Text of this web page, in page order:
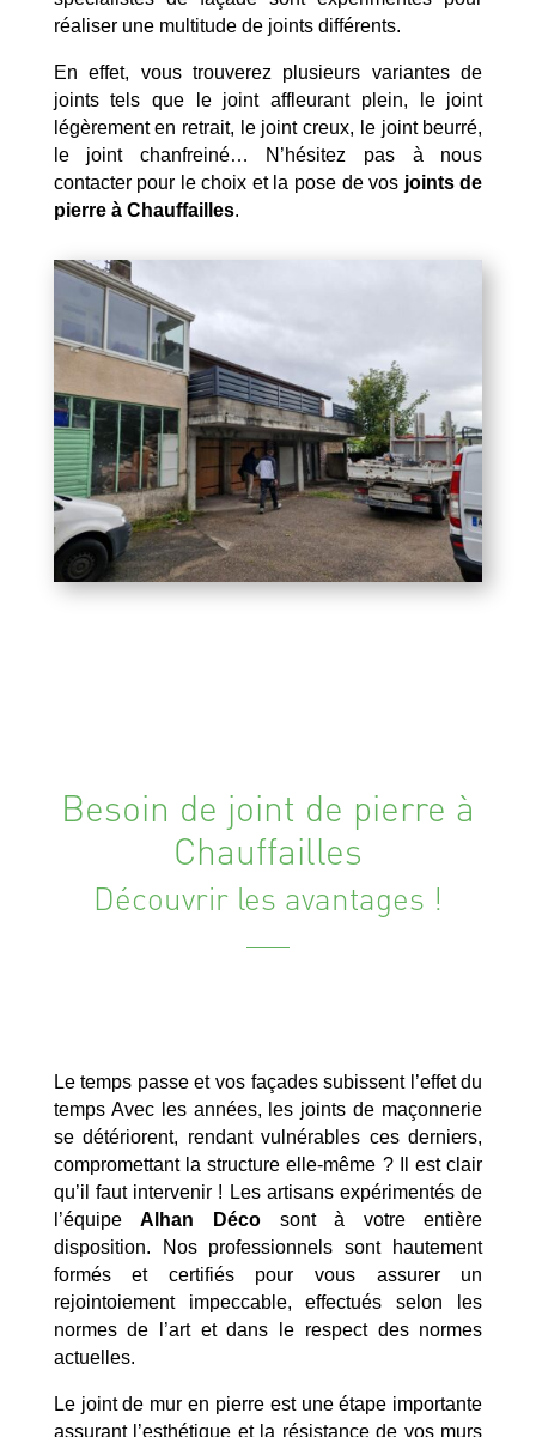
réaliser une multitude de joints différents.
En effet, vous trouverez plusieurs variantes de
joints tels que le joint affleurant plein, le joint
légèrement en retrait, le joint creux, le joint beurré,
le joint chanfreiné… N’hésitez pas à nous
contacter pour le choix et la pose de vos joints de
pierre à Chauffailles.
Besoin de joint de pierre à
Chauffailles
Découvrir les avantages !
Le temps passe et vos façades subissent l’effet du
temps Avec les années, les joints de maçonnerie
se détériorent, rendant vulnérables ces derniers,
compromettant la structure elle-même ? Il est clair
qu’il faut intervenir ! Les artisans expérimentés de
l’équipeAlhan Décosont à votre entière
disposition. Nos professionnels sont hautement
formés et certifiés pour vous assurer un
rejointoiement impeccable, effectués selon les
normes de l’art et dans le respect des normes
actuelles.
Le joint de mur en pierre est une étape importante
assurant l’esthétique et la résistance de vos murs